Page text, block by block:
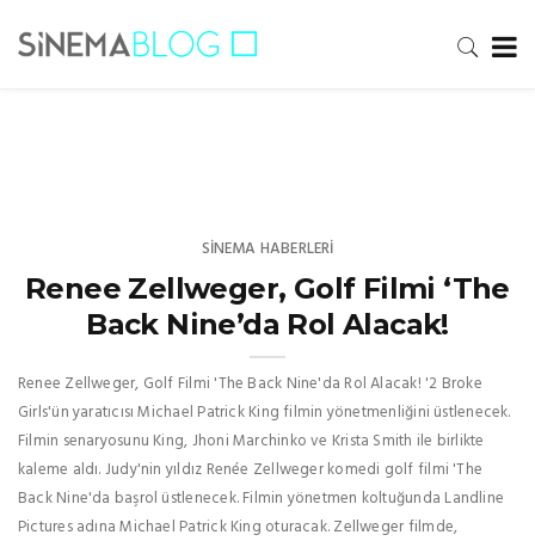
SINEMA HABERLERI
Renee Zellweger, Golf Filmi ‘The
Back Nine’da Rol Alacak!
Renee Zellweger, Golf Filmi 'The Back Nine'da Rol Alacak! '2 Broke
Girls'ün yaratıcısı Michael Patrick King filmin yönetmenliğini üstlenecek.
Filmin senaryosunu King, Jhoni Marchinko ve Krista Smith ile birlikte
kaleme aldı. Judy'nin yıldız Renée Zellweger komedi golf filmi 'The
Back Nine'da başrol üstlenecek. Filmin yönetmen koltuğunda Landline
Pictures adına Michael Patrick King oturacak. Zellweger filmde,